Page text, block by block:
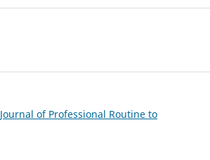
of Professional Routine to